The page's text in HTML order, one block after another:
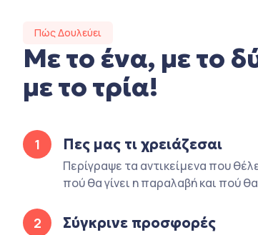
Πώς Δουλεύει
Με το ένα, με το
με το τρία!
1 Πες μας τι χρειάζεσαι
Περίγραψε τα αντικείμενα που
πού θα γίνει η παραλαβή και πού
2 Σύγκρινε προσφορές